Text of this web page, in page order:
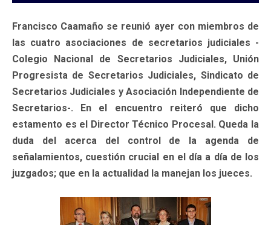
Francisco Caamaño se reunió ayer con miembros de
las cuatro asociaciones de secretarios judiciales -
Colegio Nacional de Secretarios Judiciales, Unión
Progresista de Secretarios Judiciales, Sindicato de
Secretarios Judiciales y Asociación Independiente de
Secretarios-. En el encuentro reiteró que dicho
estamento es el Director Técnico Procesal. Queda la
duda del acerca del control de la agenda de
señalamientos, cuestión crucial en el día a día de los
juzgados; que en la actualidad la manejan los jueces.